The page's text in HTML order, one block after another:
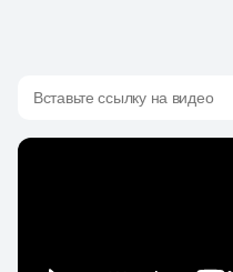
Вставьте ссылку на видео